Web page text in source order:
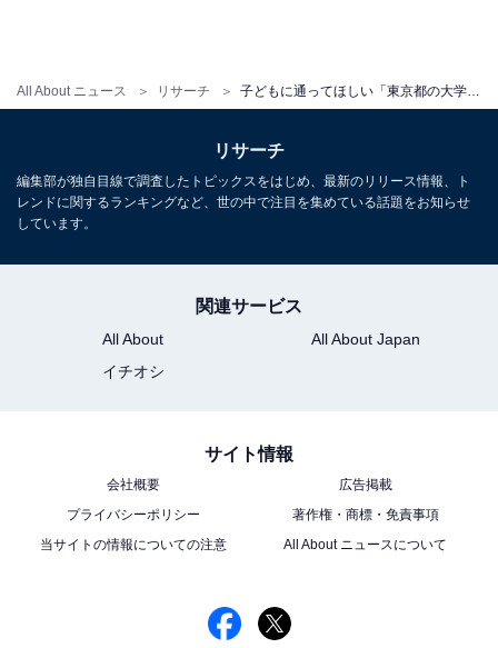
All About ニュース リサーチ
リサーチ
編集部が独自目線で調査したトピックスをはじめ、最新のリリース情報、ト
レンドに関するランキングなど、世の中で注目を集めている話題をお知らせ
しています。
関連サービス
All About
All About Japan
イチオシ
サイト情報
会社概要
広告掲載
プライバシーポリシー
著作権・商標・免責事項
当サイトの情報についての注意
All About ニュースについて